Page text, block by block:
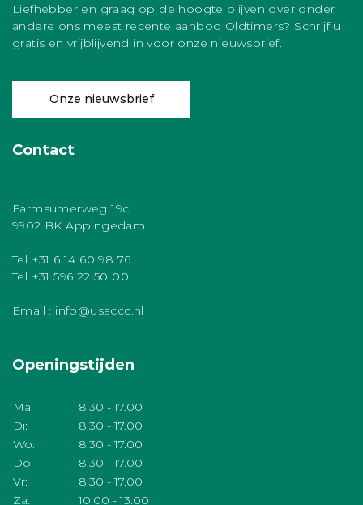
Liefhebber en graag op de hoogte blijven over onder
andere ons meest recente aanbod Oldtimers? Schrijf u
gratis en vrijblijvend in voor onze nieuwsbrief.
Onze nieuwsbrief
Contact
Farmsumerweg 19c
9902 BK Appingedam
Tel +31 6 14 60 98 76
Tel +31 596 22 50 00
Email : info@usaccc.nl
Openingstijden
Ma:
8.30 - 17.00
Di:
8.30 - 17.00
Wo:
8.30 - 17.00
Do:
8.30 - 17.00
Vr:
8.30 - 17.00
Za:
10.00 - 13.00